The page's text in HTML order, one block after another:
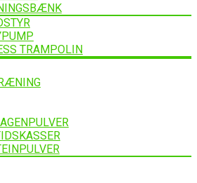
TRAMPOLIN